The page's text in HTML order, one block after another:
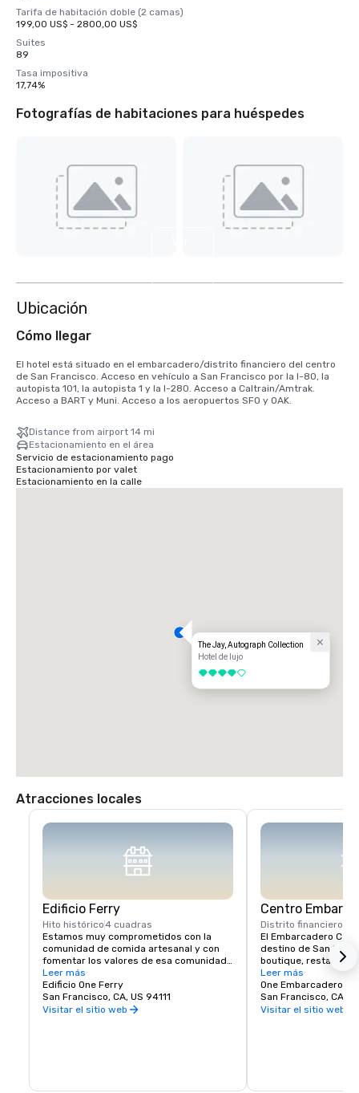
Tarifa de habitación doble (2 camas)
199,00 US$ - 2800,00 US$
Suites
89
Tasa impositiva
17,74%
Fotografías de habitaciones para huéspedes
Ubicación
Cómo llegar
El hotel está situado en el embarcadero/distrito financiero del centro
de San Francisco. Acceso en vehículo a San Francisco por la I-80, la
autopista 101, la autopista 1 y la I-280. Acceso a Caltrain/Amtrak.
Acceso a BART y Muni. Acceso a los aeropuertos SFO y OAK.
Distance from airport 14 mi
Estacionamiento en el área
Servicio de estacionamiento pago
Estacionamiento por valet
Estacionamiento en la calle
The Jay, Autograph Collection
Hotel de lujo
4 de 5
Atracciones locales
Edificio Ferry
Hito histórico4 cuadras
Estamos muy comprometidos con la
comunidad de comida artesanal y con
fomentar los valores de esa comunidad
aquí en el Ferry Building. Imaginamos el
Ferry Building Marketplace como una
reunión vibrante de agricultores locales,
productores artesanales y empresas de
Leer más
Edificio One Ferry
San Francisco, CA, US 94111
Visitar el sitio web
Centro
Distrito financiero
El Embarcadero
destino de San
boutique,
eventos locales
aquí, asegúrese de
numerosas
de cine
Leer más
One Embarcadero
San Francisco, CA,
Visitar el sitio web